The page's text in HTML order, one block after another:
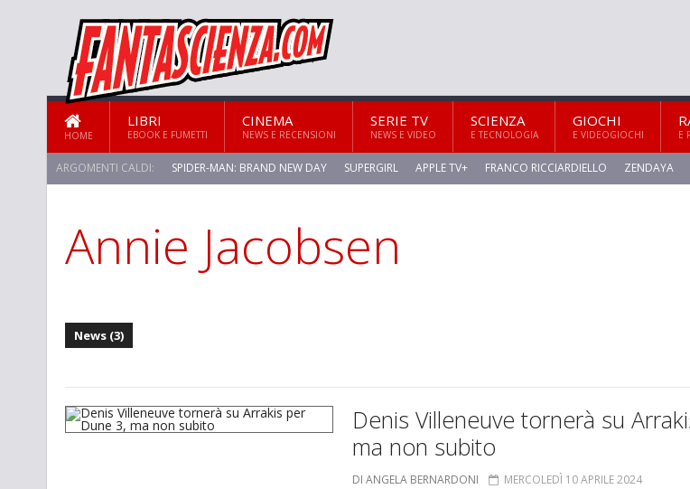
HOME
LIBRI
EBOOK E FUMETTI
CINEMA
NEWS E RECENSIONI
SERIE TV
NEWS E VIDEO
SCIENZA
E TECNOLOGIA
GIOCHI
E VIDEOGIOCHI E
ARGOMENTI CALDI: SPIDER-MAN: BRAND NEW DAY SUPERGIRL APPLE TV+ FRANCO RICCIARDIELLO ZENDAYA
Annie Jacobsen
News (3)
Denis Villeneuve tornerà su
ma non subito
DI ANGELA BERNARDONI MERCOLEDÌ 10 APRILE 2024